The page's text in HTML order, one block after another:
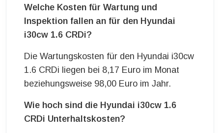
Welche Kosten für Wartung und
Inspektion fallen an für den Hyundai
i30cw 1.6 CRDi?
Die Wartungskosten für den Hyundai i30cw
1.6 CRDi liegen bei 8,17 Euro im Monat
beziehungsweise 98,00 Euro im Jahr.
Wie hoch sind die Hyundai i30cw 1.6
CRDi Unterhaltskosten?